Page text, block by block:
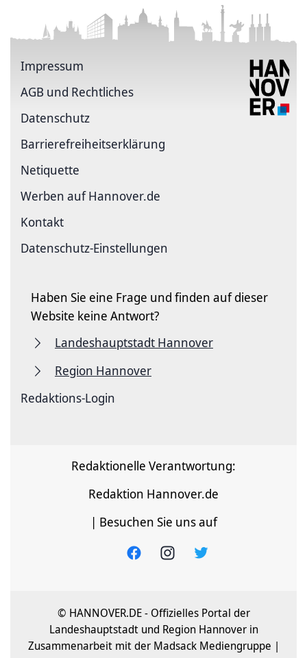
Impressum
AGB und Rechtliches
Datenschutz
Barriere­freiheits­erklärung
Netiquette
Werben auf Hannover.de
Kontakt
Datenschutz-Einstellungen
Haben Sie eine Frage und finden auf dieser
Website keine Antwort?
Landeshauptstadt Hannover
Region Hannover
Redaktions-Login
Redaktionelle Verantwortung:
Redaktion Hannover.de
| Besuchen Sie uns auf
© HANNOVER.DE - Offizielles Portal der
Landeshauptstadt und Region Hannover in
Zusammenarbeit mit der Madsack Mediengruppe |